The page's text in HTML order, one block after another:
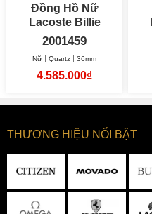
Đồng Hồ Nữ
Lacoste Billie
36mm
2001459
Nữ Quartz 36mm
4.585.000₫
THƯƠNG HIỆU NỔI BẬT